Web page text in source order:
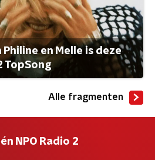
Philine en Melle is deze
TopSong
Alle fragmenten
NPO Radio 2